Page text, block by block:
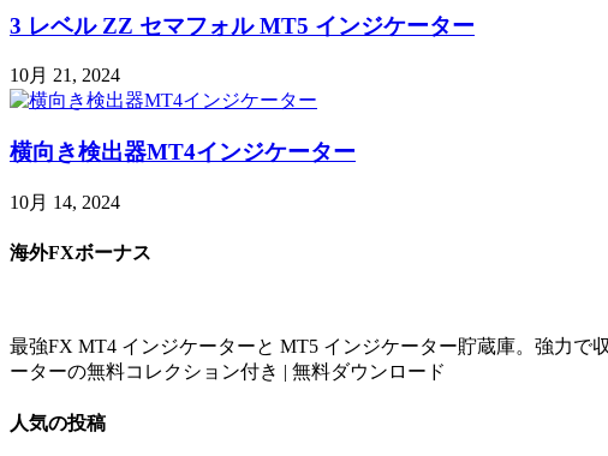
3 レベル ZZ セマフォル MT5 インジケーター
10月 21, 2024
横向き検出器MT4インジケーター
10月 14, 2024
海外FXボーナス
最強FX MT4 インジケーターと MT5 インジケーター貯蔵庫。強力
ーターの無料コレクション付き | 無料ダウンロード
人気の投稿